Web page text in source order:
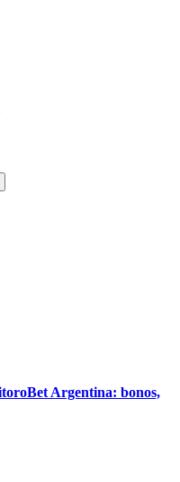
Argentina: bonos,